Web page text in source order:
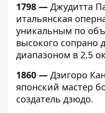
1798 — Джудитта
итальянская
уникальным по
высокого сопрано
диапазоном в 2,5
1860 — Дзигоро
японский мастер
создатель дзюдо.